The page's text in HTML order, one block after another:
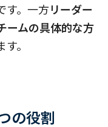
す。一方リーダー
ームの具体的な方
。
の役割